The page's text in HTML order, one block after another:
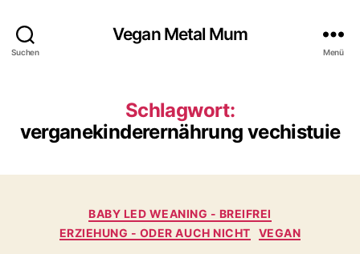
Suchen
Vegan Metal Mum
Menü
Schlagwort:
verganekinderernährung vechistuie
Kategorien
BABY LED WEANING - BREIFREI
ERZIEHUNG - ODER AUCH NICHT
VEGAN